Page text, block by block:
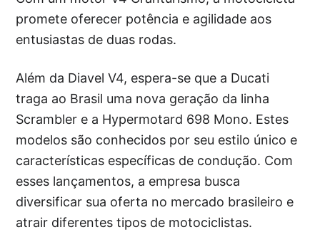
promete oferecer potência e agilidade aos
entusiastas de duas rodas.
Além da Diavel V4, espera-se que a Ducati
traga ao Brasil uma nova geração da linha
Scrambler e a Hypermotard 698 Mono. Estes
modelos são conhecidos por seu estilo único e
características específicas de condução. Com
esses lançamentos, a empresa busca
diversificar sua oferta no mercado brasileiro e
atrair diferentes tipos de motociclistas.